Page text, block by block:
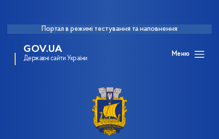
Портал в режимі тестування та наповнення
GOV.UA
Державні сайти України
Меню